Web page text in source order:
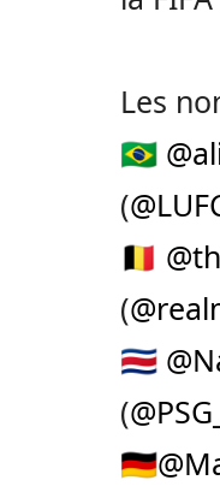
Les
🇧🇷
(
🇧🇪
(
🇨🇷
(
🇩🇪